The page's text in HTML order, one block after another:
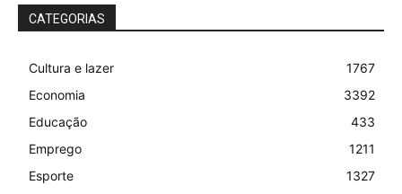
CATEGORIAS
Cultura e lazer
1767
Economia
3392
Educação
433
Emprego
1211
Esporte
1327